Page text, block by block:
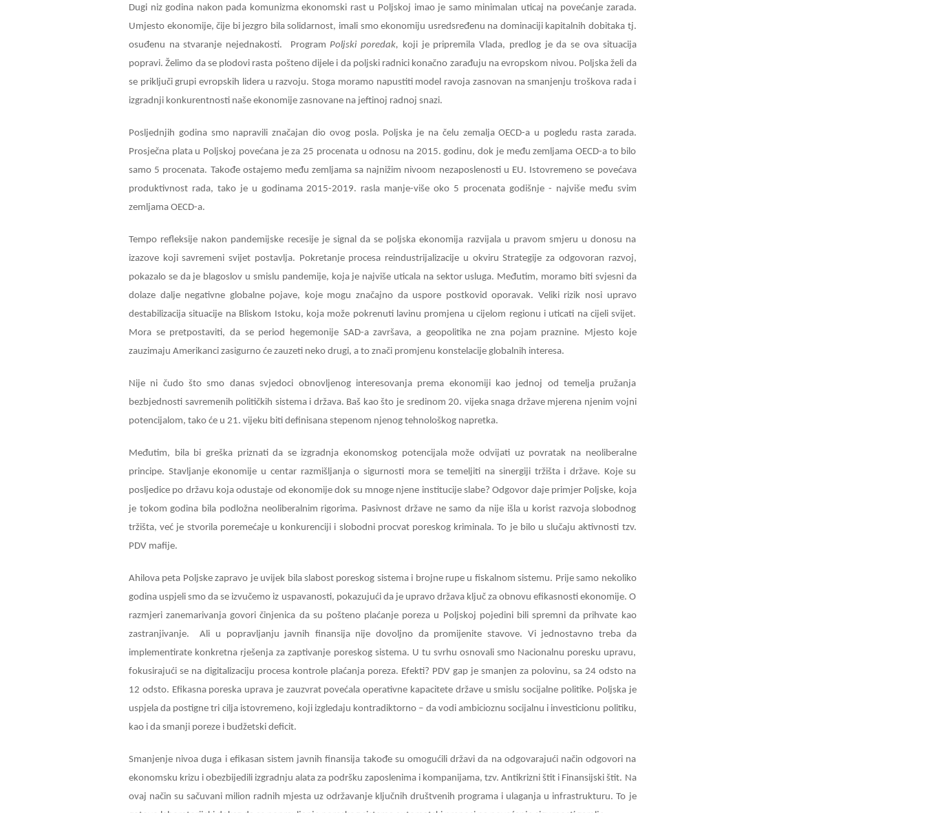
Dugi niz godina nakon pada komunizma ekonomski rast u Poljskoj imao je samo minimalan uticaj na povećanje zarada.
Umjesto ekonomije, čije bi jezgro bila solidarnost, imali smo ekonomiju usredsređenu na dominaciji kapitalnih dobitaka tj.
osuđenu na stvaranje nejednakosti. Program Poljski poredak, koji je pripremila Vlada, predlog je da se ova situacija
popravi. Želimo da se plodovi rasta pošteno dijele i da poljski radnici konačno zarađuju na evropskom nivou. Poljska želi da
se priključi grupi evropskih lidera u razvoju. Stoga moramo napustiti model ravoja zasnovan na smanjenju troškova rada i
izgradnji konkurentnosti naše ekonomije zasnovane na jeftinoj radnoj snazi.
Posljednjih godina smo napravili značajan dio ovog posla. Poljska je na čelu zemalja OECD-a u pogledu rasta zarada.
Prosječna plata u Poljskoj povećana je za 25 procenata u odnosu na 2015. godinu, dok je među zemljama OECD-a to bilo
samo 5 procenata. Takođe ostajemo među zemljama sa najnižim nivoom nezaposlenosti u EU. Istovremeno se povećava
produktivnost rada, tako je u godinama 2015-2019. rasla manje-više oko 5 procenata godišnje - najviše među svim
zemljama OECD-a.
Tempo refleksije nakon pandemijske recesije je signal da se poljska ekonomija razvijala u pravom smjeru u donosu na
izazove koji savremeni svijet postavlja. Pokretanje procesa reindustrijalizacije u okviru Strategije za odgovoran razvoj,
pokazalo se da je blagoslov u smislu pandemije, koja je najviše uticala na sektor usluga. Međutim, moramo biti svjesni da
dolaze dalje negativne globalne pojave, koje mogu značajno da uspore postkovid oporavak. Veliki rizik nosi upravo
destabilizacija situacije na Bliskom Istoku, koja može pokrenuti lavinu promjena u cijelom regionu i uticati na cijeli svijet.
Mora se pretpostaviti, da se period hegemonije SAD-a završava, a geopolitika ne zna pojam praznine. Mjesto koje
zauzimaju Amerikanci zasigurno će zauzeti neko drugi, a to znači promjenu konstelacije globalnih interesa.
Nije ni čudo što smo danas svjedoci obnovljenog interesovanja prema ekonomiji kao jednoj od temelja pružanja
bezbjednosti savremenih političkih sistema i država. Baš kao što je sredinom 20. vijeka snaga države mjerena njenim vojni
potencijalom, tako će u 21. vijeku biti definisana stepenom njenog tehnološkog napretka.
Međutim, bila bi greška priznati da se izgradnja ekonomskog potencijala može odvijati uz povratak na neoliberalne
principe. Stavljanje ekonomije u centar razmišljanja o sigurnosti mora se temeljiti na sinergiji tržišta i države. Koje su
posljedice po državu koja odustaje od ekonomije dok su mnoge njene institucije slabe? Odgovor daje primjer Poljske, koja
je tokom godina bila podložna neoliberalnim rigorima. Pasivnost države ne samo da nije išla u korist razvoja slobodnog
tržišta, već je stvorila poremećaje u konkurenciji i slobodni procvat poreskog kriminala. To je bilo u slučaju aktivnosti tzv.
PDV mafije.
Ahilova peta Poljske zapravo je uvijek bila slabost poreskog sistema i brojne rupe u fiskalnom sistemu. Prije samo nekoliko
godina uspjeli smo da se izvučemo iz uspavanosti, pokazujući da je upravo država ključ za obnovu efikasnosti ekonomije. O
razmjeri zanemarivanja govori činjenica da su pošteno plaćanje poreza u Poljskoj pojedini bili spremni da prihvate kao
zastranjivanje. Ali u popravljanju javnih finansija nije dovoljno da promijenite stavove. Vi jednostavno treba da
implementirate konkretna rješenja za zaptivanje poreskog sistema. U tu svrhu osnovali smo Nacionalnu poresku upravu,
fokusirajući se na digitalizaciju procesa kontrole plaćanja poreza. Efekti? PDV gap je smanjen za polovinu, sa 24 odsto na
12 odsto. Efikasna poreska uprava je zauzvrat povećala operativne kapacitete države u smislu socijalne politike. Poljska je
uspjela da postigne tri cilja istovremeno, koji izgledaju kontradiktorno – da vodi ambicioznu socijalnu i investicionu politiku,
kao i da smanji poreze i budžetski deficit.
Smanjenje nivoa duga i efikasan sistem javnih finansija takođe su omogućili državi da na odgovarajući način odgovori na
ekonomsku krizu i obezbijedili izgradnju alata za podršku zaposlenima i kompanijama, tzv. Antikrizni štit i Finansijski štit. Na
ovaj način su sačuvani milion radnih mjesta uz održavanje ključnih društvenih programa i ulaganja u infrastrukturu. To je